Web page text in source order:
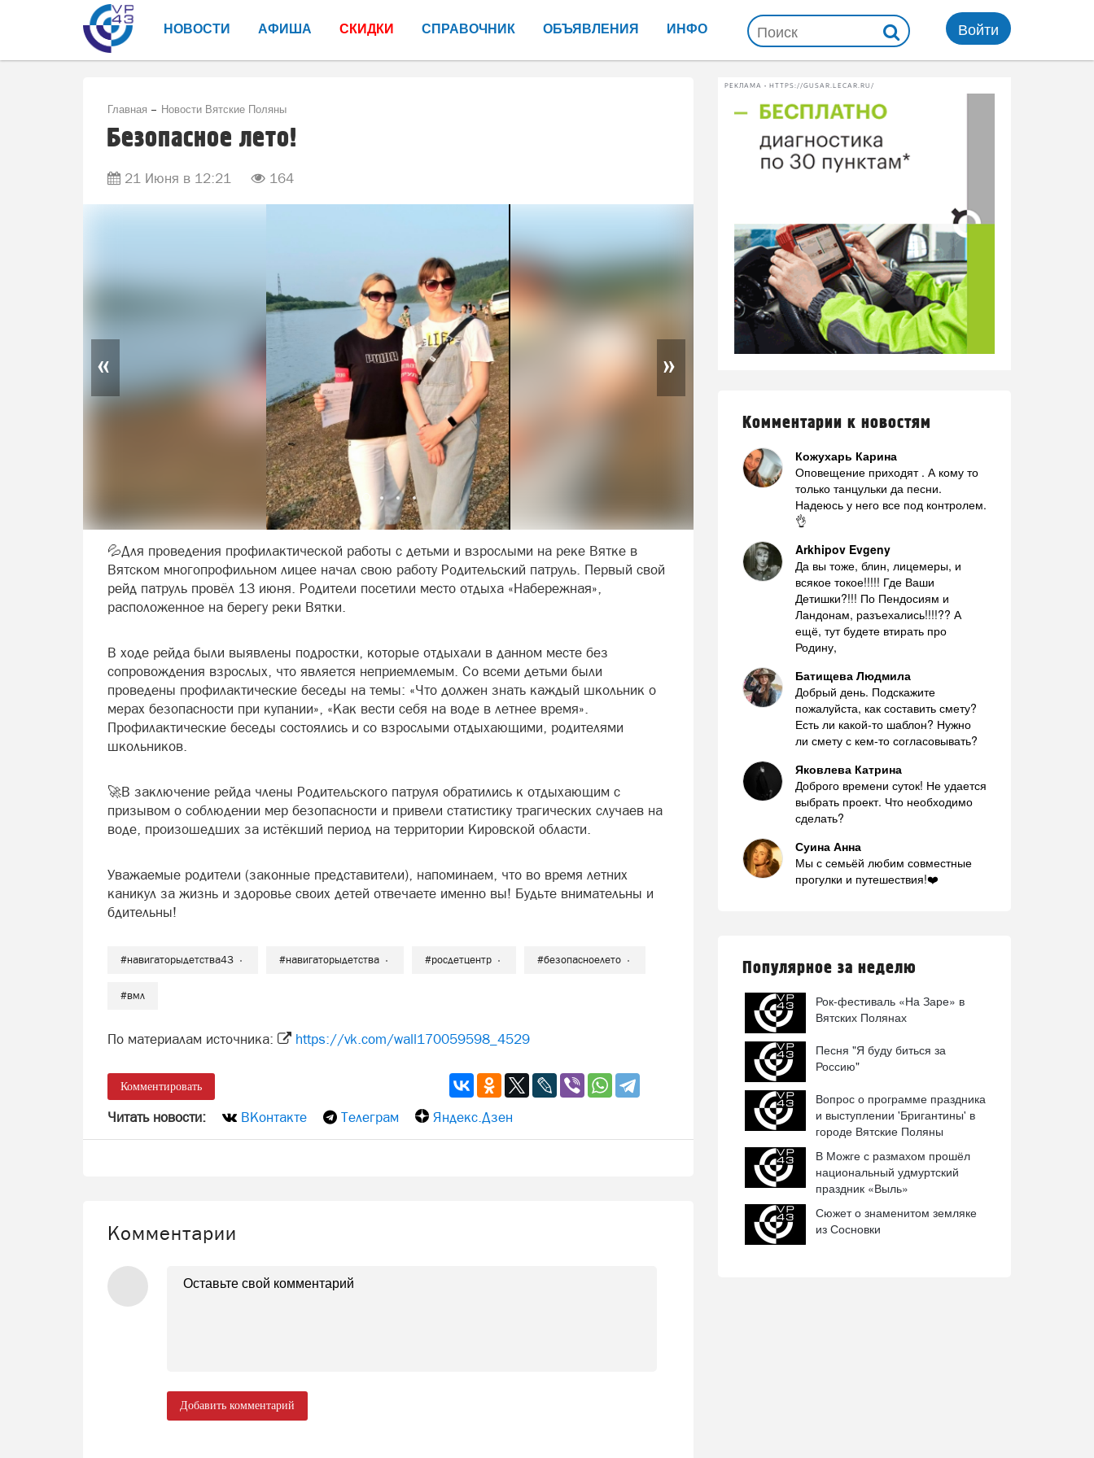
НОВОСТИ АФИША СКИДКИ СПРАВОЧНИК ОБЪЯВЛЕНИЯ ИНФО Войти
Главная Новости Вятские Поляны
Безопасное лето!
21 Июня в 12:21 164
« »
💦Для проведения профилактической работы с детьми и взрослыми на реке Вятке в
Вятском многопрофильном лицее начал свою работу Родительский патруль. Первый свой
рейд патруль провёл 13 июня. Родители посетили место отдыха «Набережная»,
расположенное на берегу реки Вятки.
В ходе рейда были выявлены подростки, которые отдыхали в данном месте без
сопровождения взрослых, что является неприемлемым. Со всеми детьми были
проведены профилактические беседы на темы: «Что должен знать каждый школьник о
мерах безопасности при купании», «Как вести себя на воде в летнее время».
Профилактические беседы состоялись и со взрослыми отдыхающими, родителями
школьников.
🚀В заключение рейда члены Родительского патруля обратились к отдыхающим с
призывом о соблюдении мер безопасности и привели статистику трагических случаев на
воде, произошедших за истёкший период на территории Кировской области.
Уважаемые родители (законные представители), напоминаем, что во время летних
каникул за жизнь и здоровье своих детей отвечаете именно вы! Будьте внимательны и
бдительны!
#навигаторыдетства43 #навигаторыдетства #росдетцентр #безопасноелето
#вмл
По материалам источника: https://vk.com/wall170059598_4529
Комментировать
Читать новости: ВКонтакте Телеграм Яндекс.Дзен
Комментарии
Добавить комментарий
РЕКЛАМА • HTTPS://GUSAR.LECAR.RU/
Комментарии к новостям
Кожухарь Карина
Оповещение приходят . А кому то
только танцульки да песни.
Надеюсь у него все под контролем.
👌
Arkhipov Evgeny
Да вы тоже, блин, лицемеры, и
всякое токое!!!!! Где Ваши
Детишки?!!! По Пендосиям и
Ландонам, разъехались!!!!?? А
ещё, тут будете втирать про
Родину,
Батищева Людмила
Добрый день. Подскажите
пожалуйста, как составить смету?
Есть ли какой-то шаблон? Нужно
ли смету с кем-то согласовывать?
Яковлева Катрина
Доброго времени суток! Не удается
выбрать проект. Что необходимо
сделать?
Суина Анна
Мы с семьёй любим совместные
прогулки и путешествия!❤️
Популярное за неделю
Рок-фестиваль «На Заре» в
Вятских Полянах
Песня "Я буду биться за
Россию"
Вопрос о программе праздника
и выступлении 'Бригантины' в
городе Вятские Поляны
В Можге с размахом прошёл
национальный удмуртский
праздник «Выль»
Сюжет о знаменитом земляке
из Сосновки